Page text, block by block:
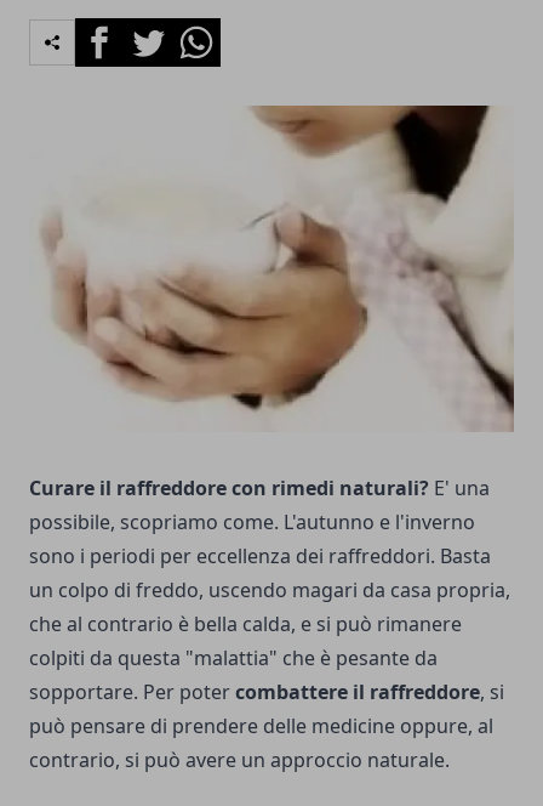
FacebookTwitterWhatsapp
Curare il raffreddore con rimedi naturali? E' una
possibile, scopriamo come. L'autunno e l'inverno
sono i periodi per eccellenza dei raffreddori. Basta
un colpo di freddo, uscendo magari da casa propria,
che al contrario è bella calda, e si può rimanere
colpiti da questa "malattia" che è pesante da
sopportare. Per potercombattere il raffreddore, si
può pensare di prendere delle medicine oppure, al
contrario, si può avere un approccio naturale.